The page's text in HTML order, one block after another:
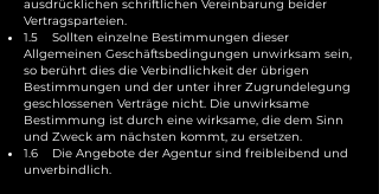
ausdrücklichen schriftlichen Vereinbarung beider
Vertragsparteien.
1.5 Sollten einzelne Bestimmungen dieser
Allgemeinen Geschäftsbedingungen unwirksam sein,
so berührt dies die Verbindlichkeit der übrigen
Bestimmungen und der unter ihrer Zugrundelegung
geschlossenen Verträge nicht. Die unwirksame
Bestimmung ist durch eine wirksame, die dem Sinn
und Zweck am nächsten kommt, zu ersetzen.
1.6 Die Angebote der Agentur sind freibleibend und
unverbindlich.